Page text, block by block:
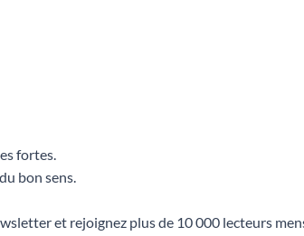
fortes.
bon sens.
et rejoignez plus de 10 000 lecteurs